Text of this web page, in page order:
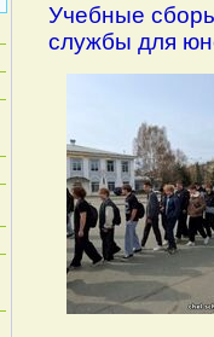
Учебные
службы для